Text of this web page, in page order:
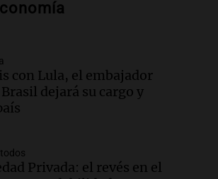
tras caer dos autos desde
llegará esta noche a
acompañar a su familia
de su papá
de Propiedad Privada: el revés
con Lula, el embajador
dejará su cargo y
Privada: el revés en el